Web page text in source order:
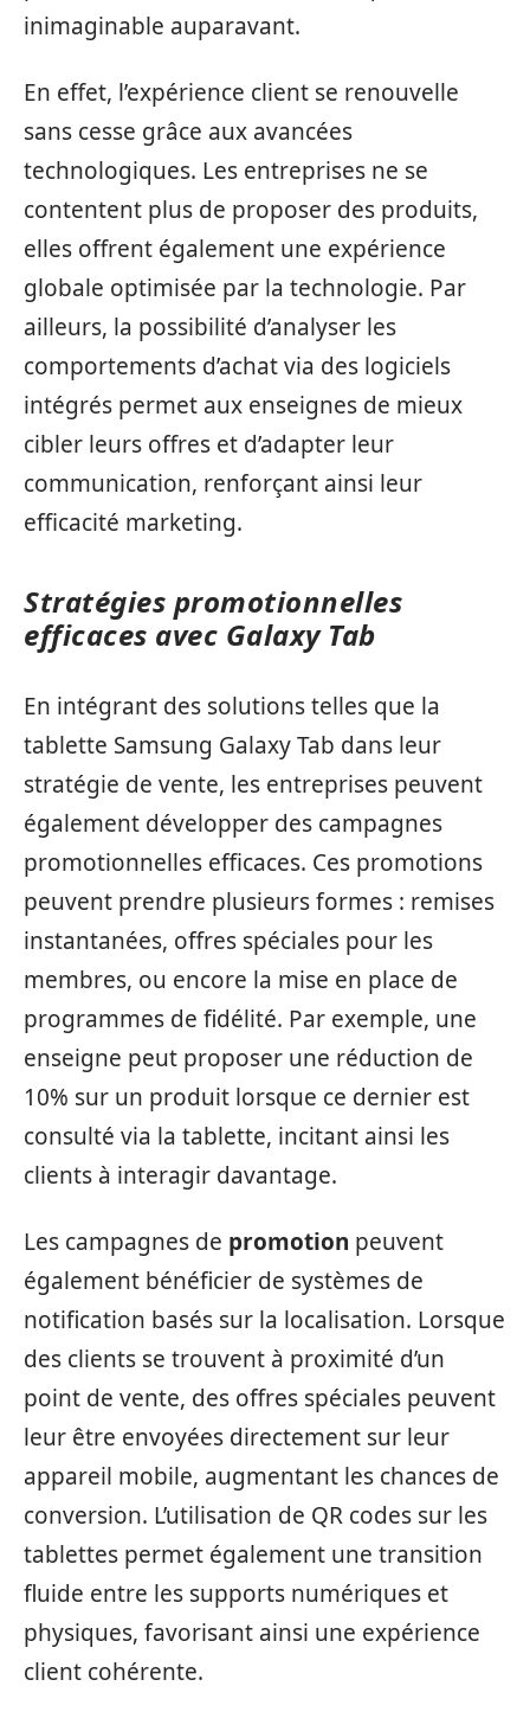
inimaginable auparavant.
En effet, l’expérience client se renouvelle
sans cesse grâce aux avancées
technologiques. Les entreprises ne se
contentent plus de proposer des produits,
elles offrent également une expérience
globale optimisée par la technologie. Par
ailleurs, la possibilité d’analyser les
comportements d’achat via des logiciels
intégrés permet aux enseignes de mieux
cibler leurs offres et d’adapter leur
communication, renforçant ainsi leur
efficacité marketing.
Stratégies promotionnelles
efficaces avec Galaxy Tab
En intégrant des solutions telles que la
tablette Samsung Galaxy Tab dans leur
stratégie de vente, les entreprises peuvent
également développer des campagnes
promotionnelles efficaces. Ces promotions
peuvent prendre plusieurs formes : remises
instantanées, offres spéciales pour les
membres, ou encore la mise en place de
programmes de fidélité. Par exemple, une
enseigne peut proposer une réduction de
10% sur un produit lorsque ce dernier est
consulté via la tablette, incitant ainsi les
clients à interagir davantage.
Les campagnes de promotion peuvent
également bénéficier de systèmes de
notification basés sur la localisation. Lorsque
des clients se trouvent à proximité d’un
point de vente, des offres spéciales peuvent
leur être envoyées directement sur leur
appareil mobile, augmentant les chances de
conversion. L’utilisation de QR codes sur les
tablettes permet également une transition
fluide entre les supports numériques et
physiques, favorisant ainsi une expérience
client cohérente.